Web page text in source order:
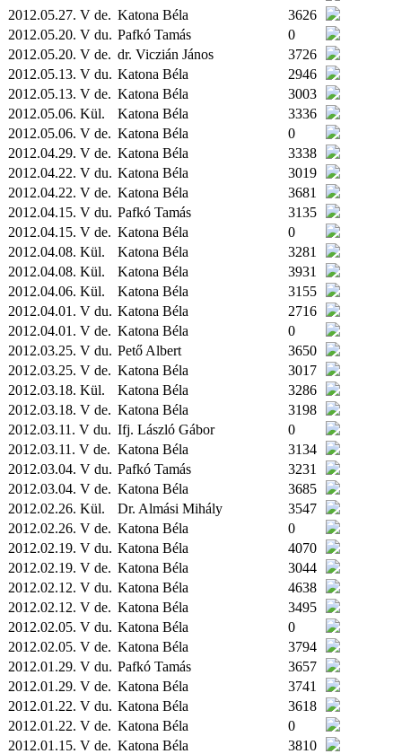
2012.05.27. V de. Katona Béla
3626
2012.05.20. V du. Pafkó Tamás
0
2012.05.20. V de. dr. Viczián János
3726
2012.05.13. V du. Katona Béla
2946
2012.05.13. V de. Katona Béla
3003
2012.05.06. Kül. Katona Béla
3336
2012.05.06. V de. Katona Béla
0
2012.04.29. V de. Katona Béla
3338
2012.04.22. V du. Katona Béla
3019
2012.04.22. V de. Katona Béla
3681
2012.04.15. V du. Pafkó Tamás
3135
2012.04.15. V de. Katona Béla
0
2012.04.08. Kül. Katona Béla
3281
2012.04.08. Kül. Katona Béla
3931
2012.04.06. Kül. Katona Béla
3155
2012.04.01. V du. Katona Béla
2716
2012.04.01. V de. Katona Béla
0
2012.03.25. V du. Pető Albert
3650
2012.03.25. V de. Katona Béla
3017
2012.03.18. Kül. Katona Béla
3286
2012.03.18. V de. Katona Béla
3198
2012.03.11. V du. Ifj. László Gábor
0
2012.03.11. V de. Katona Béla
3134
2012.03.04. V du. Pafkó Tamás
3231
2012.03.04. V de. Katona Béla
3685
2012.02.26. Kül. Dr. Almási Mihály
3547
2012.02.26. V de. Katona Béla
0
2012.02.19. V du. Katona Béla
4070
2012.02.19. V de. Katona Béla
3044
2012.02.12. V du. Katona Béla
4638
2012.02.12. V de. Katona Béla
3495
2012.02.05. V du. Katona Béla
0
2012.02.05. V de. Katona Béla
3794
2012.01.29. V du. Pafkó Tamás
3657
2012.01.29. V de. Katona Béla
3741
2012.01.22. V du. Katona Béla
3618
2012.01.22. V de. Katona Béla
0
2012.01.15. V de. Katona Béla 3810